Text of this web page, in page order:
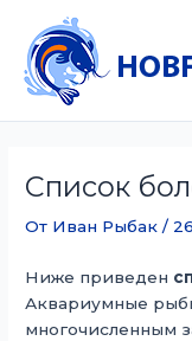
содержимому
Список
От Иван Рыбак/
Ниже приведен
Аквариумные
многочисленным